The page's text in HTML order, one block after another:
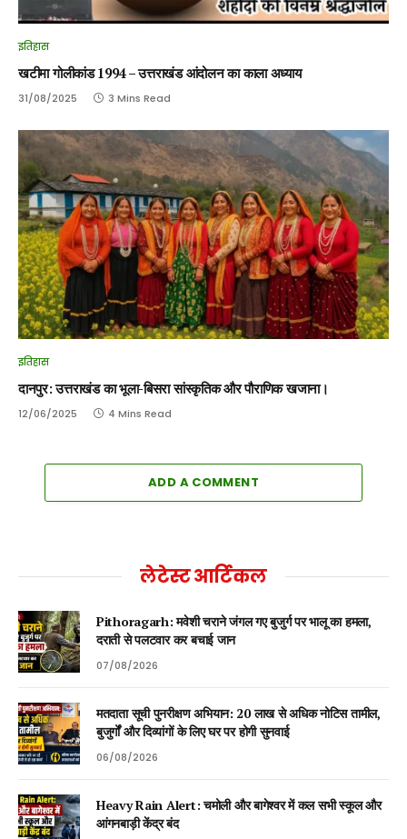
इतिहास
खटीमा गोलीकांड 1994 – उत्तराखंड आंदोलन का काला अध्याय
31/08/2025 3 Mins Read
इतिहास
दानपुर: उत्तराखंड का भूला-बिसरा सांस्कृतिक और पौराणिक खजाना।
12/06/2025 4 Mins Read
ADD A COMMENT
लेटेस्ट आर्टिकल
Pithoragarh: मवेशी चराने जंगल गए बुजुर्ग पर भालू का हमला,
दराती से पलटवार कर बचाई जान
07/08/2026
मतदाता सूची पुनरीक्षण अभियान: 20 लाख से अधिक नोटिस तामील,
बुजुर्गों और दिव्यांगों के लिए घर पर होगी सुनवाई
06/08/2026
Heavy Rain Alert: चमोली और बागेश्वर में कल सभी स्कूल और
आंगनबाड़ी केंद्र बंद